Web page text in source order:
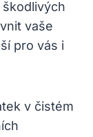
vaše
pro vás i
v čistém